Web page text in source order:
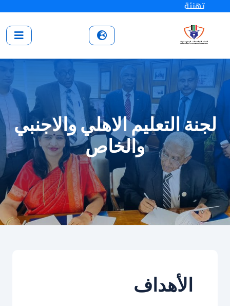
تهنئة
لجنة التعليم الاهلي والاجنبي
والخاص
الأهداف